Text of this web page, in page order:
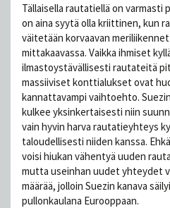
Tällaisella rautatiellä on varmasti
on aina syytä olla kriittinen, kun
väitetään korvaavan
mittakaavassa. Vaikka ihmiset
ilmastoystävällisesti rautateitä
massiiviset konttialukset ovat
kannattavampi vaihtoehto.
kulkee yksinkertaisesti niin
vain hyvin harva rautatieyhteys
taloudellisesti niiden kanssa.
voisi hiukan vähentyä uuden
mutta useinhan uudet yhteydet
määrää, jolloin Suezin kanava
pullonkaulana Eurooppaan.